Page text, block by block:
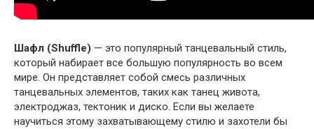
Шафл (Shuffle) — это популярный танцевальный стиль,
который набирает все большую популярность во всем
мире. Он представляет собой смесь различных
танцевальных элементов, таких как танец живота,
электроджаз, тектоник и диско. Если вы желаете
научиться этому захватывающему стилю и захотели бы